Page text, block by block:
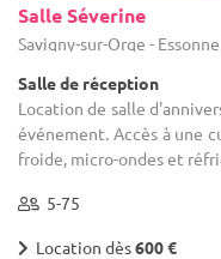
Salle Séverine
Savigny-sur-Orge -
Salle de réception
Location de salle
événement. Accès à une
froide, micro-ondes et
5-75
Location dès600 €